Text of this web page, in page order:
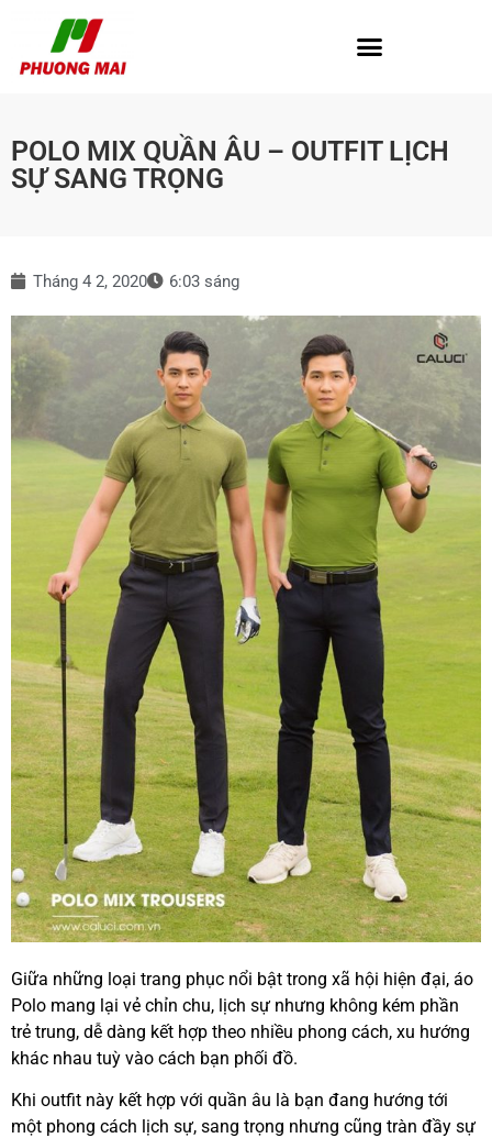
POLO MIX QUẦN ÂU – OUTFIT LỊCH
SỰ SANG TRỌNG
Tháng 4 2, 2020 6:03 sáng
Giữa những loại trang phục nổi bật trong xã hội hiện đại, áo
Polo mang lại vẻ chỉn chu, lịch sự nhưng không kém phần
trẻ trung, dễ dàng kết hợp theo nhiều phong cách, xu hướng
khác nhau tuỳ vào cách bạn phối đồ.
Khi outfit này kết hợp với quần âu là bạn đang hướng tới
một phong cách lịch sự, sang trọng nhưng cũng tràn đầy sự